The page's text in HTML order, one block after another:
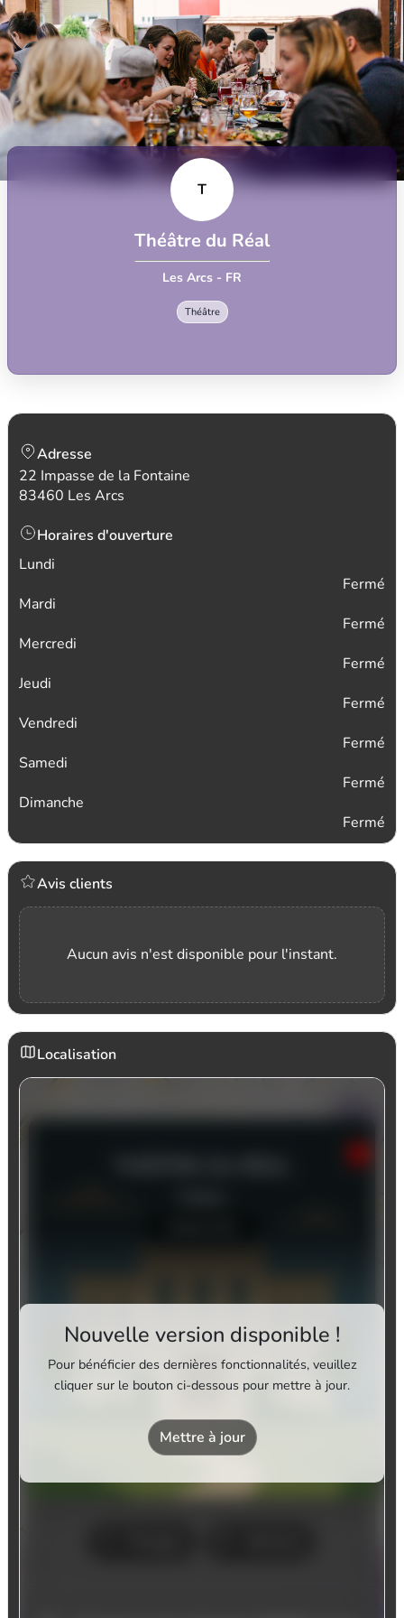
T
Théâtre du Réal
Les Arcs - FR
Théâtre
Adresse
22 Impasse de la Fontaine
83460 Les Arcs
Horaires d'ouverture
Lundi
Fermé
Mardi
Fermé
Mercredi
Fermé
Jeudi
Fermé
Vendredi
Fermé
Samedi
Fermé
Dimanche
Fermé
Avis clients
Aucun avis n'est disponible pour l'instant.
Localisation